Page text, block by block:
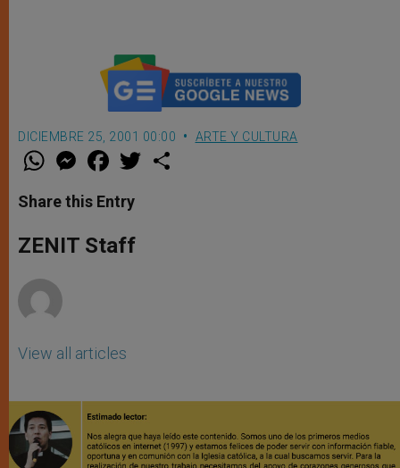
DICIEMBRE 25, 2001 00:00 ARTE Y CULTURA
W
t
s
p
p
M
e
s
e
g
e
F
a
e
b
o
k
w
Share this Entry
ZENIT Staff
View all articles